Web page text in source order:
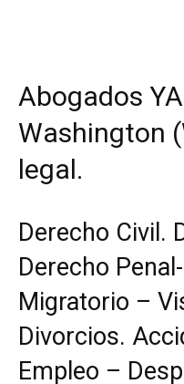
Abogados
Washington
legal.
Derecho Civil.
Derecho
Migratorio –
Divorcios.
Empleo –